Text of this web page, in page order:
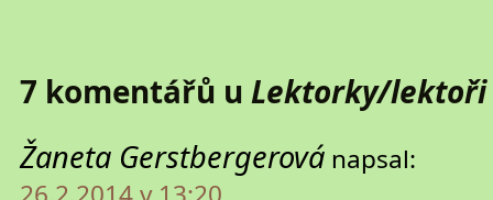
7 komentářů u Lektorky/lektoři
Žaneta Gerstbergerová napsal: